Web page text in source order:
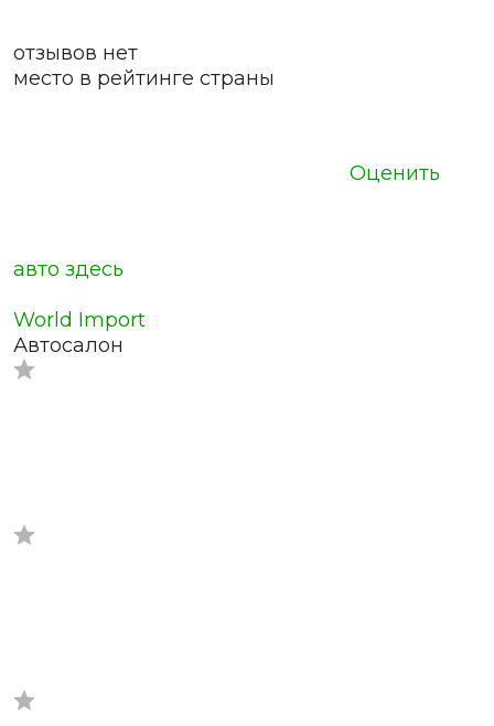
отзывов нет
место в рейтинге страны
Оценить
авто здесь
World Import
Автосалон